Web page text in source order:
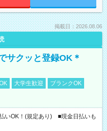
掲載日：2026.08.06
サクッと登録OK＊
大学生歓迎
ブランクOK
いOK！(規定あり) ■現金日払いも